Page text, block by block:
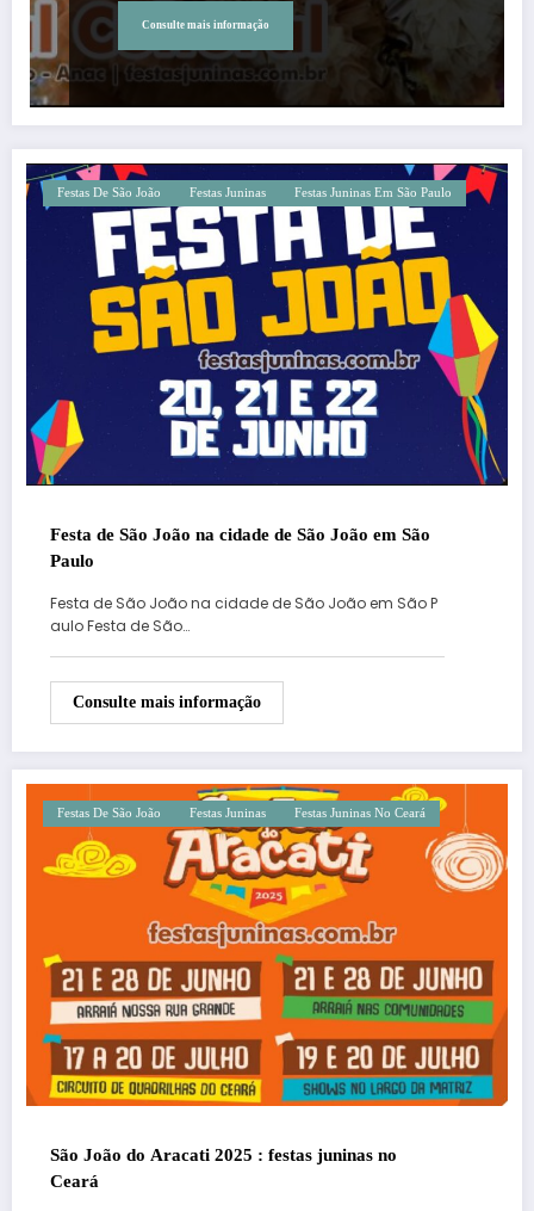
Consulte mais informação
Festas De São João Festas Juninas Festas Juninas Em São Paulo
Festa de São João na cidade de São João em São
Paulo
Festa de São João na cidade de São João em São P
aulo Festa de São…
Consulte mais informação
Festas De São João Festas Juninas Festas Juninas No Ceará
São João do Aracati 2025 : festas juninas no
Ceará